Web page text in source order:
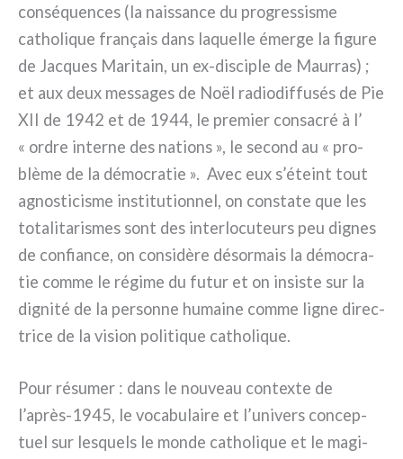
con­sé­quen­ces (la nais­san­ce du pro­gres­si­sme
catho­li­que fra­nçais dans laquel­le émer­ge la figu­re
de Jacques Maritain, un ex-disciple de Maurras) ;
et aux deux mes­sa­ges de Noël radio­dif­fu­sés de Pie
XII de 1942 et de 1944, le pre­mier con­sa­cré à l’
« ordre inter­ne des nations », le second au « pro­
blè­me de la démo­cra­tie ». Avec eux s’éteint tout
agno­sti­ci­sme insti­tu­tion­nel, on con­sta­te que les
tota­li­ta­ri­smes sont des inter­lo­cu­teurs peu dignes
de con­fian­ce, on con­si­dè­re désor­mais la démo­cra­
tie com­me le régi­me du futur et on insi­ste sur la
digni­té de la per­son­ne humai­ne com­me ligne direc­
tri­ce de la vision poli­ti­que catho­li­que.
Pour résu­mer : dans le nou­veau con­tex­te de
l’après-1945, le voca­bu­lai­re et l’univers con­cep­
tuel sur lesquels le mon­de catho­li­que et le magi­